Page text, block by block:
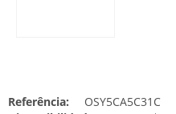
Referência:
OSY5CA5C31C